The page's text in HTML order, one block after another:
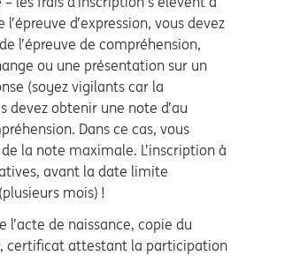
d’expression, vous devez
l’épreuve de compréhension,
ou une présentation sur un
(soyez vigilants car la
devez obtenir une note d’au
Dans ce cas, vous
la note maximale. L’inscription à
avant la date limite
mois) !
de naissance, copie du
certificat attestant la participation